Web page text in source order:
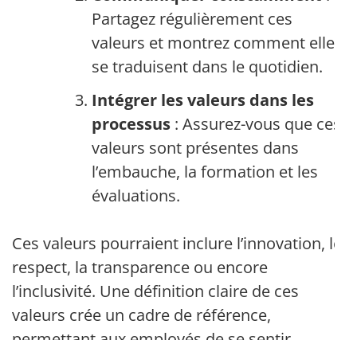
Partagez régulièrement ces
valeurs et montrez comment elles
se traduisent dans le quotidien.
Intégrer les valeurs dans les
processus : Assurez-vous que ces
valeurs sont présentes dans
l’embauche, la formation et les
évaluations.
Ces valeurs pourraient inclure l’innovation, le
respect, la transparence ou encore
l’inclusivité. Une définition claire de ces
valeurs crée un cadre de référence,